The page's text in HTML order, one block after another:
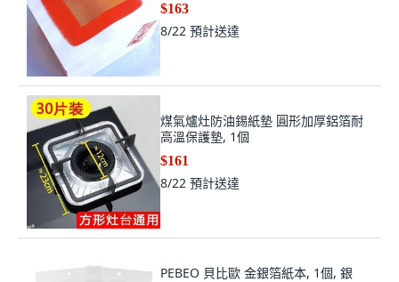
$163
8/22 預計送達
煤氣爐灶防油錫紙墊 圓形加厚鋁箔耐
高溫保護墊, 1個
$161
8/22 預計送達
PEBEO 貝比歐 金銀箔紙本, 1個, 銀